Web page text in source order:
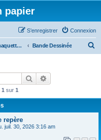
papier
Connexion
S’enregistrer
Nos maquettes à télécharger Bande Dessinée
Rechercher
1 sur 1
repère
juil. 30, 2026 3:16 am